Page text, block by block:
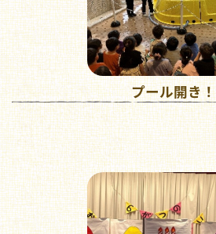
プール開き！